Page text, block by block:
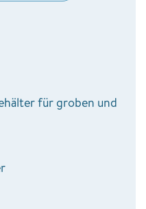
für groben und